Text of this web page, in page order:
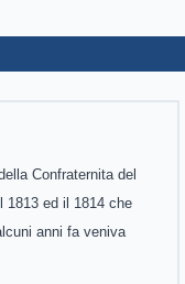
Confraternita del
1813 ed il 1814 che
anni fa veniva